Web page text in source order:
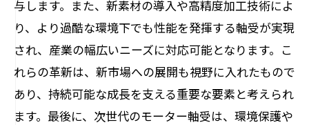
貢献
モーター軸受が切り拓く次世代産業の展望
次世代産業をリードするモーター軸受の
革新
モーター軸受が開く新たな産業の可能性
与します。また、新素材の導入や高精度加工技術によ
り、より過酷な環境下でも性能を発揮する軸受が実現
され、産業の幅広いニーズに対応可能となります。こ
れらの革新は、新市場への展開も視野に入れたもので
あり、持続可能な成長を支える重要な要素と考えられ
ます。最後に、次世代のモーター軸受は、環境保護や